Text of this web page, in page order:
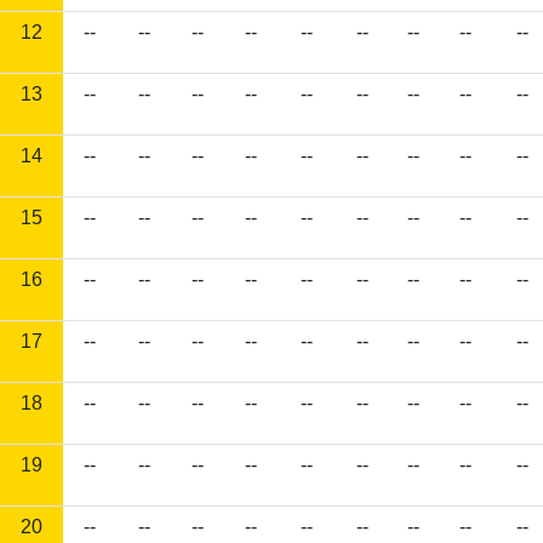
12 -- -- -- -- -- -- -- -- --
13 -- -- -- -- -- -- -- -- --
14 -- -- -- -- -- -- -- -- --
15 -- -- -- -- -- -- -- -- --
16 -- -- -- -- -- -- -- -- --
17 -- -- -- -- -- -- -- -- --
18 -- -- -- -- -- -- -- -- --
19 -- -- -- -- -- -- -- -- --
20 -- -- -- -- -- -- -- -- --